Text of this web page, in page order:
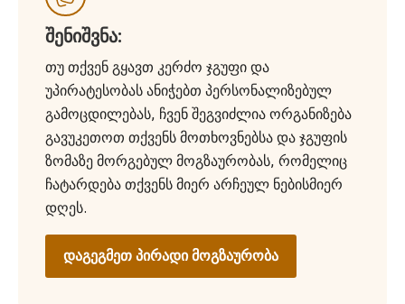
შენიშვნა:
თუ თქვენ გყავთ კერძო ჯგუფი და
უპირატესობას ანიჭებთ პერსონალიზებულ
გამოცდილებას, ჩვენ შეგვიძლია ორგანიზება
გავუკეთოთ თქვენს მოთხოვნებსა და ჯგუფის
ზომაზე მორგებულ მოგზაურობას, რომელიც
ჩატარდება თქვენს მიერ არჩეულ ნებისმიერ
დღეს.
დაგეგმეთ პირადი მოგზაურობა